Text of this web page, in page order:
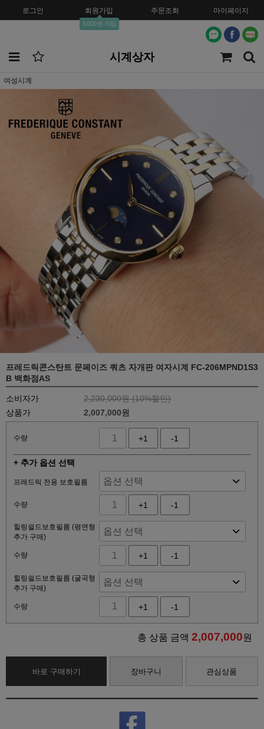
로그인 회원가입
3,000원 적립
주문조회 마이페이지
시계상자
여성시계
프레드릭콘스탄트 문페이즈 쿼츠 자개판 여자시계 FC-206MPND1S3
B 백화점AS
소비자가 2,230,000원 (10%할인)
상품가
2,007,000원
수량 +1 -1
+ 추가 옵션 선택
프레드릭 전용 보호필름
수량 +1 -1
힐링쉴드보호필름 (평면형
추가 구매)
수량 +1 -1
힐링쉴드보호필름 (굴곡형
추가 구매)
수량 +1 -1
총 상품 금액 2,007,000원
바로 구매하기 장바구니 관심상품